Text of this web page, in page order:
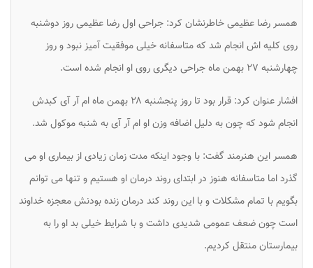
همسر رضا عظیمی خاطرنشان کرد: جراحی اول رضا عظیمی روز دوشنبه
روی کلیه اش انجام شد که متاسفانه خیلی موفقیت آمیز نبود و روز
چهارشنبه ۲۷ بهمن ماه جراحی دیگری روی او انجام شده است.
افشار عنوان کرد: قرار بود تا روز پنجشنبه ۲۸ بهمن ماه ام آر آی کبدش
انجام شود که چون به دلیل اضافه وزن او ام آر آی به شنبه موکول شد.
همسر این هنرمند گفت: با وجود اینکه مدت زمان زیادی از بیماری او می
گذرد اما متاسفانه هنوز در ابتدای روند درمان او هستیم و تنها می توانم
بگویم با تمام مشکلات و با این روند کند درمان زنده بودنش معجزه خداوند
است چون ضعف عمومی شدیدی داشت و با شرایط خیلی بد او را به
بیمارستان منتقل کردیم.